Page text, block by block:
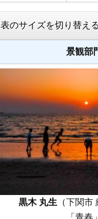
表のサイズを切り替える
景観部
黒木 丸生 （下関市